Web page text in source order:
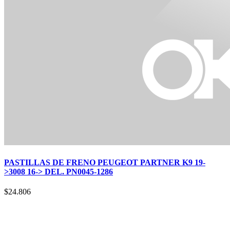
PASTILLAS DE FRENO PEUGEOT PARTNER K9 19-
>3008 16-> DEL. PN0045-1286
$24.806